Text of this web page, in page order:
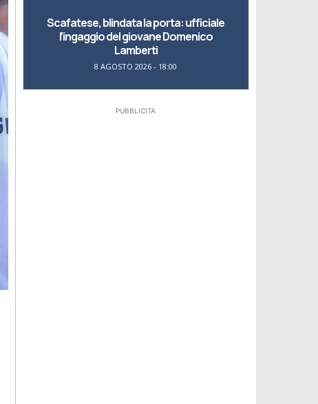
Scafatese, blindata la porta: ufficiale
l’ingaggio del giovane Domenico
Lamberti
8 AGOSTO 2026 - 18:00
PUBBLICITA